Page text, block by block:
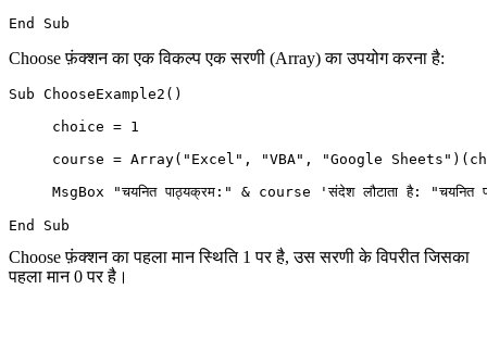
Choose फ़ंक्शन का एक विकल्प एक सरणी (Array) का उपयोग करना है:
Sub ChooseExample2()
     choice = 1
course = Array("Excel", "VBA", "Google
MsgBox "चयनित पाठ्यक्रम:" & course 'संदेश लौटाता है: "चयनित
Choose फ़ंक्शन का पहला मान स्थिति 1 पर है, उस सरणी के विपरीत जिसका
पहला मान 0 पर है।